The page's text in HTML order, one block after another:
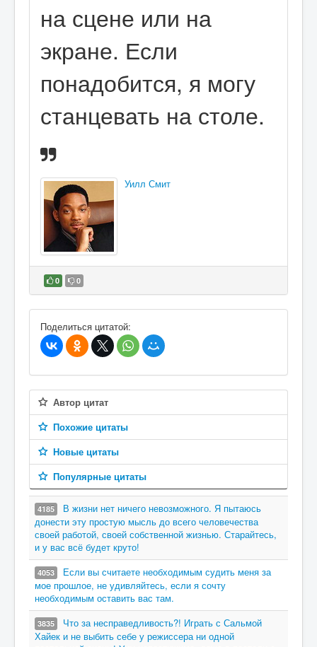
на сцене или на
экране. Если
понадобится, я могу
станцевать на столе.
Уилл Смит
0 0
В избранное
Поделиться цитатой:
Автор цитат
Похожие цитаты
Новые цитаты
Популярные цитаты
4185
В жизни нет ничего невозможного. Я пытаюсь
донести эту простую мысль до всего человечества
своей работой, своей собственной жизнью. Старайтесь,
и у вас всё будет круто!
4053
Если вы считаете необходимым судить меня за
мое прошлое, не удивляйтесь, если я сочту
необходимым оставить вас там.
3835
Что за несправедливость?! Играть с Сальмой
Хайек и не выбить себе у режиссера ни одной